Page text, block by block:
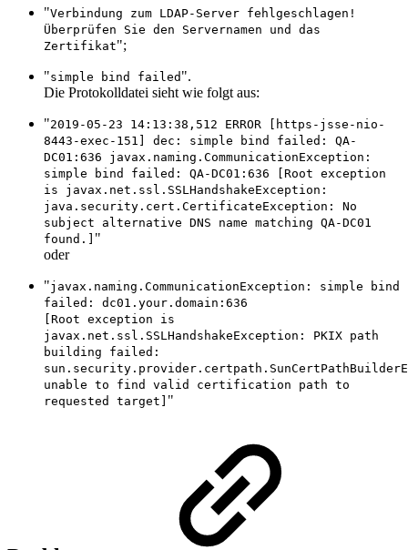
"Verbindung zum LDAP-Server fehlgeschlagen!
Überprüfen Sie den Servernamen und das
Zertifikat";
"simple bind failed ".
Die Protokolldatei sieht wie folgt aus:
"2019-05-23 14:13:38,512 ERROR [https-jsse-nio-
8443-exec-151] dec: simple bind failed: QA-
DC01:636 javax.naming.CommunicationException:
simple bind failed: QA-DC01:636 [Root exception
is javax.net.ssl.SSLHandshakeException:
java.security.cert.CertificateException: No
subject alternative DNS name matching QA-DC01
found.] "
oder
"javax.naming.CommunicationException: simple bind
failed: dc01.your.domain:636
[Root exception is
javax.net.ssl.SSLHandshakeException: PKIX path
building failed:
unable to find valid certification path to
requested target] "